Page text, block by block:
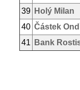
39 Holý Milan
40 Částek
41
Bank